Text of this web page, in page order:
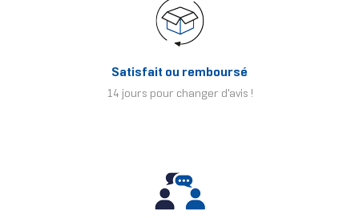
Satisfait ou remboursé
14 jours pour changer d'avis !